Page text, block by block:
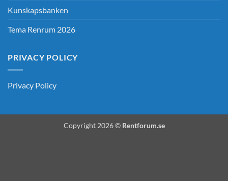
Kunskapsbanken
Tema Renrum 2026
PRIVACY POLICY
Privacy Policy
Copyright 2026 © Rentforum.se